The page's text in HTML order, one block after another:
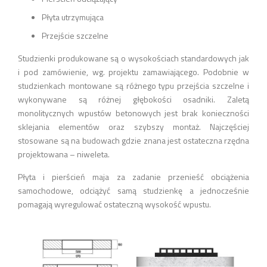
Płyta utrzymująca
Przejście szczelne
Studzienki produkowane są o wysokościach standardowych jak
i pod zamówienie, wg. projektu zamawiającego. Podobnie w
studzienkach montowane są różnego typu przejścia szczelne i
wykonywane są różnej głębokości osadniki. Zaletą
monolitycznych wpustów betonowych jest brak konieczności
sklejania elementów oraz szybszy montaż. Najczęściej
stosowane są na budowach gdzie znana jest ostateczna rzędna
projektowana – niweleta.
Płyta i pierścień maja za zadanie przenieść obciążenia
samochodowe, odciążyć samą studzienkę a jednocześnie
pomagają wyregulować ostateczną wysokość wpustu.